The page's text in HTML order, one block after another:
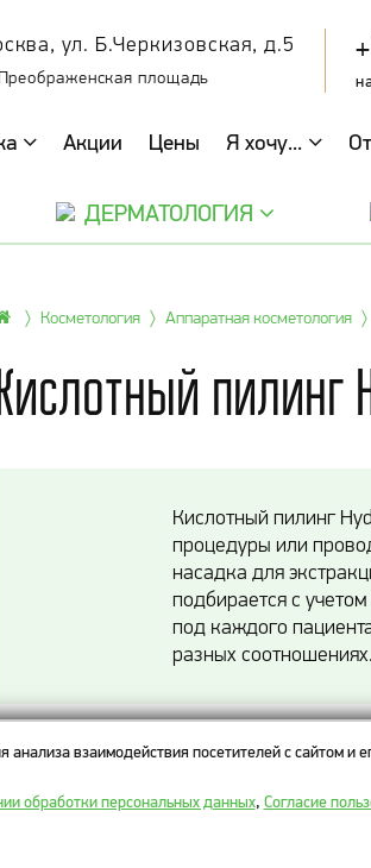
ул. Б.Черкизовская, д.5
площадь
Акции Цены Я хочу...
ДЕРМАТОЛОГИЯ
Косметология Аппаратная косметология
пилинг
Кислотный пилинг
процедуры или
насадка для
подбирается с
под каждого
разных соотношениях.
на HydraFacial
взаимодействия посетителей с сайтом и
обработки персональных данных, Согласие